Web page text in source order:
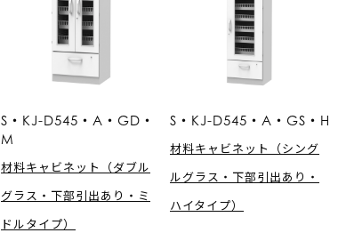
S・KJ-D545・A・GD・
M
材料キャビネット（ダブル
グラス・下部引出あり・ミ
ドルタイプ）
S・KJ-D545・A・GS・H
材料キャビネット（シング
ルグラス・下部引出あり・
ハイタイプ）